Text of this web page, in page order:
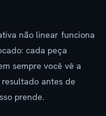
não linear funciona
cada peça
sempre você vê a
antes de
prende.